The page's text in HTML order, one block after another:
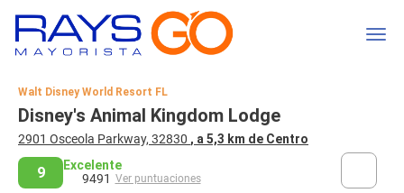
Walt Disney World Resort FL
Disney's Animal Kingdom Lodge
2901 Osceola Parkway, 32830 , a 5,3 km de Centro
9
Excelente
9491 Ver puntuaciones